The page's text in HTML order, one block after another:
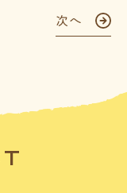
次へ